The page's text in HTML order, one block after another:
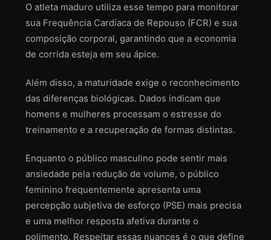
O atleta maduro utiliza esse tempo para monitorar
sua Frequência Cardíaca de Repouso (FCR) e sua
composição corporal, garantindo que a economia
de corrida esteja em seu ápice.
Além disso, a maturidade exige o reconhecimento
das diferenças biológicas. Dados indicam que
homens e mulheres processam o estresse do
treinamento e a recuperação de formas distintas.
Enquanto o público masculino pode sentir mais
ansiedade pela redução de volume, o público
feminino frequentemente apresenta uma
percepção subjetiva de esforço (PSE) mais precisa
e uma melhor resposta afetiva durante o
polimento. Respeitar essas nuances é o que define